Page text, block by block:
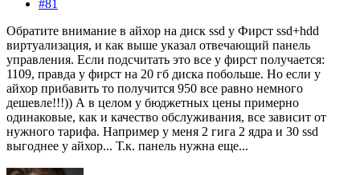
#81
Обратите внимание в айхор на диск ssd у Фирст ssd+hdd
виртуализация, и как выше указал отвечающий панель
управления. Если подсчитать это все у фирст получается:
1109, правда у фирст на 20 гб диска побольше. Но если у
айхор прибавить то получится 950 все равно немного
дешевле!!!)) А в целом у бюджетных цены примерно
одинаковые, как и качество обслуживания, все зависит от
нужного тарифа. Например у меня 2 гига 2 ядра и 30 ssd
выгоднее у айхор... Т.к. панель нужна еще...